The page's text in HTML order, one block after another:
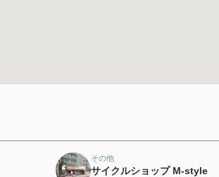
その他
サイクルショップ M-style